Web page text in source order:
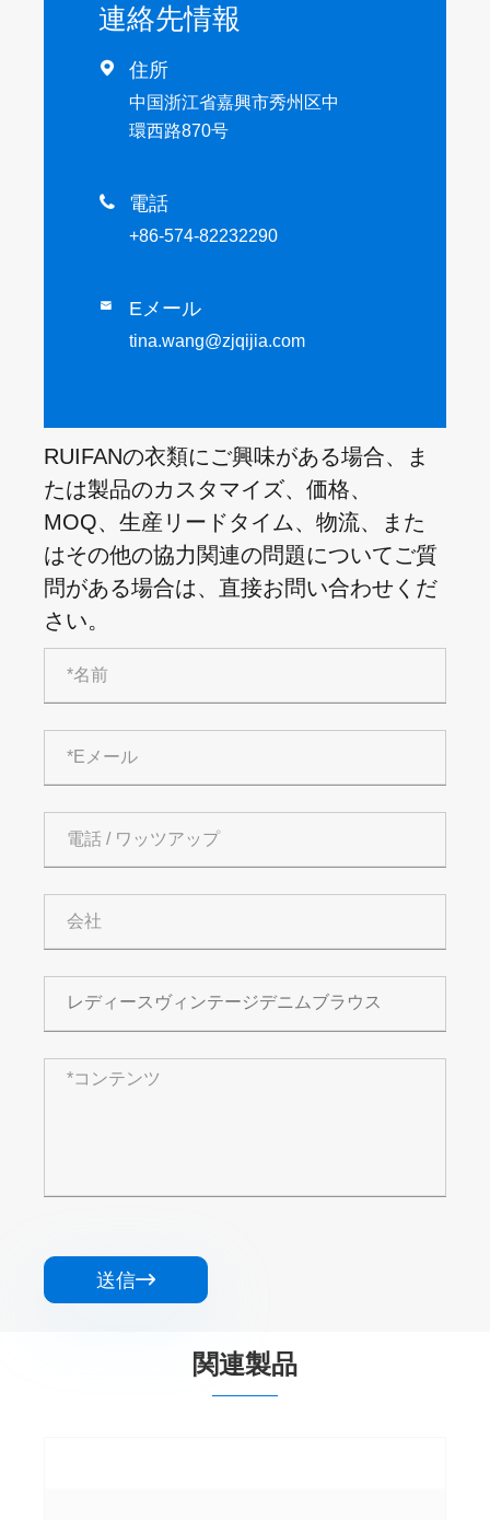
連絡先情報
 住所
中国浙江省嘉興市秀州区中
環西路870号
 電話
+86-574-82232290
 Eメール
tina.wang@zjqijia.com
RUIFANの衣類にご興味がある場合、ま
たは製品のカスタマイズ、価格、
MOQ、生産リードタイム、物流、また
はその他の協力関連の問題についてご質
問がある場合は、直接お問い合わせくだ
さい。
送信
関連製品